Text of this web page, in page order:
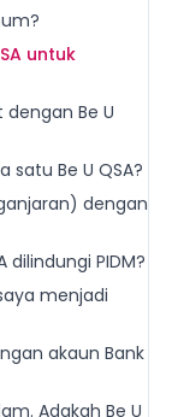
untuk
Be U
Be U QSA?
dengan
dilindungi PIDM?
menjadi
akaun Bank
Adakah Be U